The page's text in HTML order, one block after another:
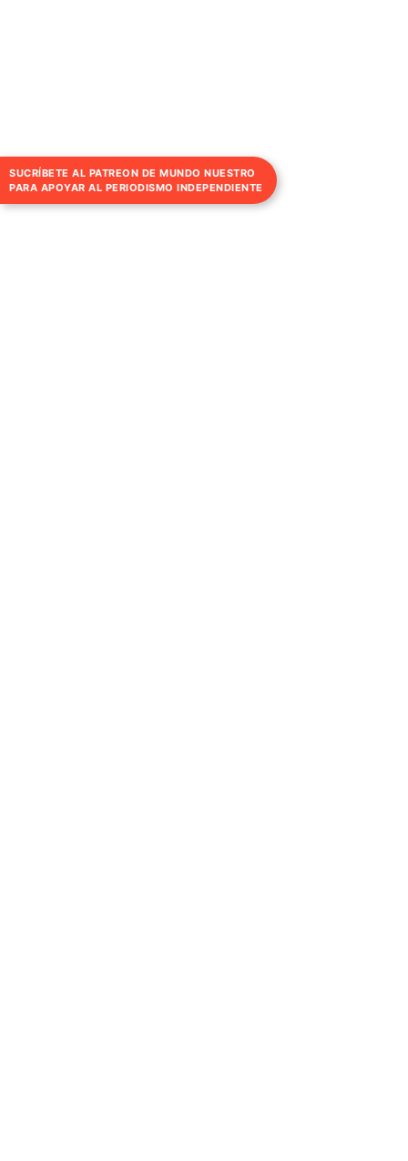
SUCRÍBETE AL PATREON DE MUNDO NUESTRO
PARA APOYAR AL PERIODISMO INDEPENDIENTE